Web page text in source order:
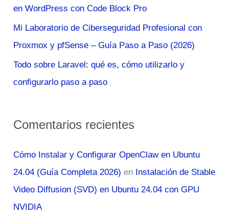
:en WordPress con Code Block Pro
Mi Laboratorio de Ciberseguridad Profesional con
Proxmox y pfSense – Guía Paso a Paso (2026)
Todo sobre Laravel: qué es, cómo utilizarlo y
configurarlo paso a paso
Comentarios recientes
Cómo Instalar y Configurar OpenClaw en Ubuntu
24.04 (Guía Completa 2026) en Instalación de Stable
Video Diffusion (SVD) en Ubuntu 24.04 con GPU
NVIDIA